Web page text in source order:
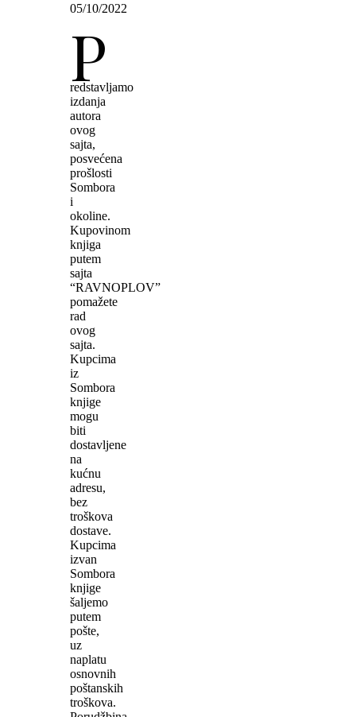
05/10/2022
P
redstavljamo
izdanja
autora
ovog
sajta,
posvećena
prošlosti
Sombora
i
okoline.
Kupovinom
knjiga
putem
sajta
“RAVNOPLOV”
pomažete
rad
ovog
sajta.
Kupcima
iz
Sombora
knjige
mogu
biti
dostavljene
na
kućnu
adresu,
bez
troškova
dostave.
Kupcima
izvan
Sombora
knjige
šaljemo
putem
pošte,
uz
naplatu
osnovnih
poštanskih
troškova.